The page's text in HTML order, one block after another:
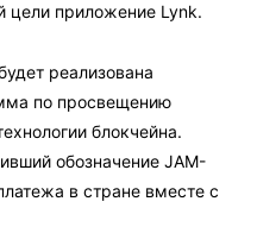
цели приложение Lynk.
реализована
по просвещению
блокчейна.
обозначение JAM-
в стране вместе с